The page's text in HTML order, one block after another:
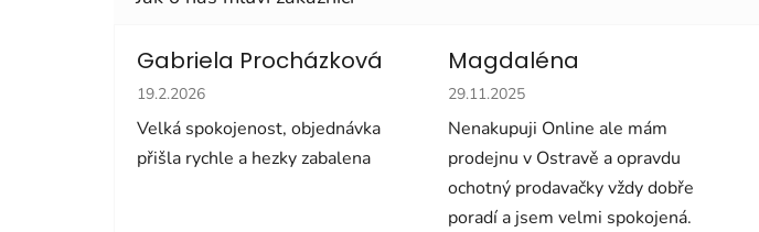
Gabriela Procházková
Hodnocení obchodu je 5 z 5 hvězdiček.
19.2.2026
Velká spokojenost, objednávka
přišla rychle a hezky zabalena
Magdaléna
Hodnocení obchodu je 5 z 5 hvězdiček.
29.11.2025
Nenakupuji Online ale mám
prodejnu v Ostravě a opravdu
ochotný prodavačky vždy dobře
poradí a jsem velmi spokojená.